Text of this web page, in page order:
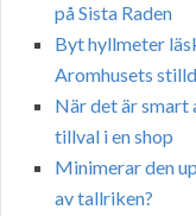
på Sista Raden
Byt hyllmeter
Aromhusets
När det är
tillval i en shop
Minimerar den
av tallriken?